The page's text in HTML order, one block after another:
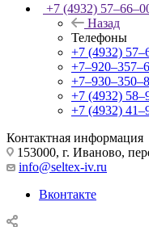
+7 (4932)
Назад
Телефоны
+7 (4932)
+7 (4932)
+7 (4932)
Контактная информация
153000, г. Иваново,
info@seltex-iv.ru
Вконтакте